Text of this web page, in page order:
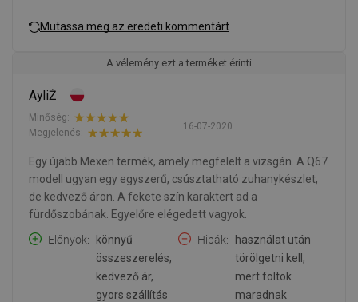
Mutassa meg az eredeti kommentárt
A vélemény ezt a terméket érinti
AyliŻ
16-07-2020
Minőség:
Megjelenés:
Egy újabb Mexen termék, amely megfelelt a vizsgán. A Q67
modell ugyan egy egyszerű, csúsztatható zuhanykészlet,
de kedvező áron. A fekete szín karaktert ad a
fürdőszobának. Egyelőre elégedett vagyok.
Előnyök
könnyű
összeszerelés,
kedvező ár,
gyors szállítás
Hibák
használat után
törölgetni kell,
mert foltok
maradnak